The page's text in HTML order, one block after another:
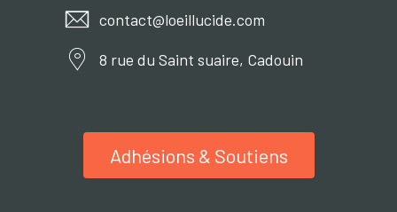
contact@loeillucide.com
8 rue du Saint suaire, Cadouin
Adhésions & Soutiens